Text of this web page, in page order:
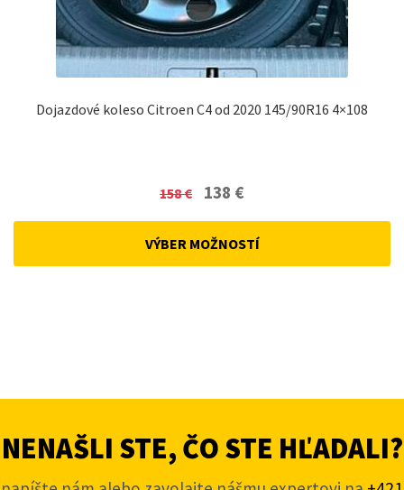
Dojazdové koleso Citroen C4 od 2020 145/90R16 4×108
158€
Original
was:
138 €Current
VÝBER MOŽNOSTÍ
NENAŠLI STE, ČO STE HĽADALI?